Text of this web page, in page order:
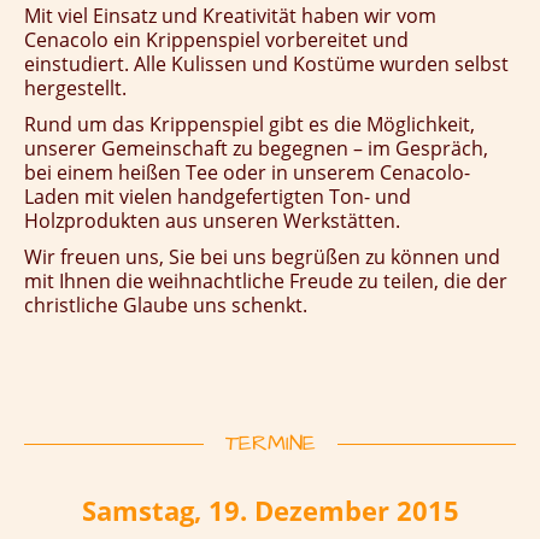
Mit viel Einsatz und Kreativität haben wir vom
Cenacolo ein Krippenspiel vorbereitet und
einstudiert. Alle Kulissen und Kostüme wurden selbst
hergestellt.
Rund um das Krippenspiel gibt es die Möglichkeit,
unserer Gemeinschaft zu begegnen – im Gespräch,
bei einem heißen Tee oder in unserem Cenacolo-
Laden mit vielen handgefertigten Ton- und
Holzprodukten aus unseren Werkstätten.
Wir freuen uns, Sie bei uns begrüßen zu können und
mit Ihnen die weihnachtliche Freude zu teilen, die der
christliche Glaube uns schenkt.
TERMINE
Samstag, 19. Dezember 2015